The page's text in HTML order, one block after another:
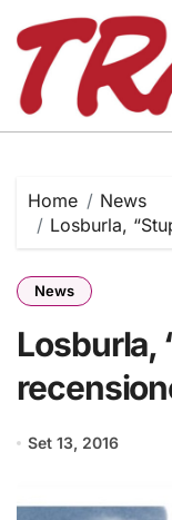
content
Home
News
Losburla,
News
Losburla,
Set 13, 2016